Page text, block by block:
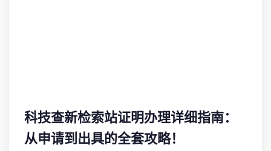
科技查新检索站证明办理详细指南：
从申请到出具的全套攻略！